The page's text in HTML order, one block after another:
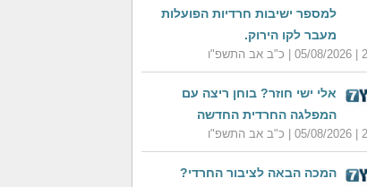
למספר ישיבות חרדיות הפועלות
מעבר לקו הירוק.
אלי ישי חוזר? בוחן ריצה עם
המפלגה החרדית החדשה
המכה הבאה לציבור החרדי?